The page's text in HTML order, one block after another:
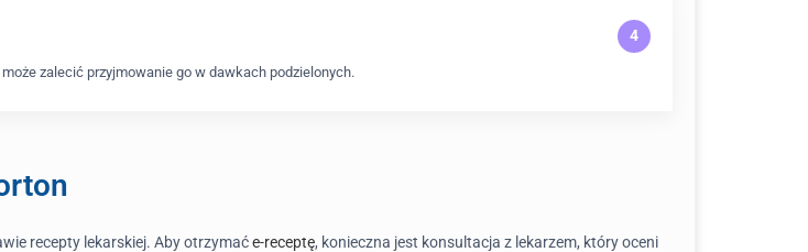
zalecić przyjmowanie go w dawkach podzielonych.
recepty lekarskiej. Aby otrzymaće-receptę, konieczna jest konsultacja z lekarzem, który oceni